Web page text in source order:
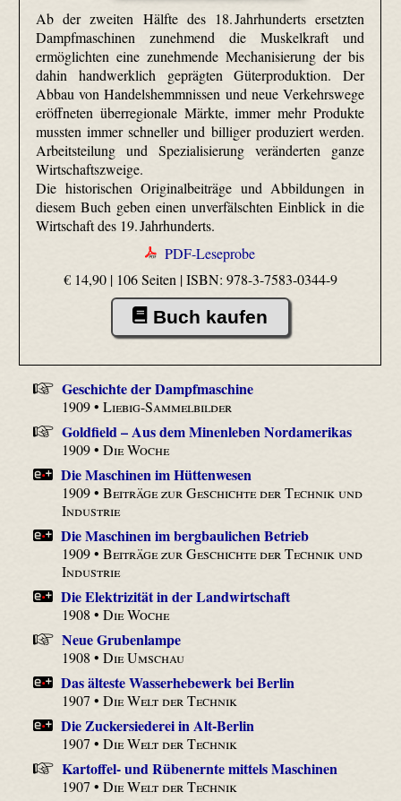
Ab der zweiten Hälfte des 18. Jahrhunderts ersetzten
Dampfmaschinen zunehmend die Muskelkraft und
ermöglichten eine zunehmende Mechanisierung der bis
dahin handwerklich geprägten Güterproduktion. Der
Abbau von Handelshemmnissen und neue Verkehrswege
eröffneten überregionale Märkte, immer mehr Produkte
mussten immer schneller und billiger produziert werden.
Arbeitsteilung und Spezialisierung veränderten ganze
Wirtschaftszweige.
Die historischen Originalbeiträge und Abbildungen in
diesem Buch geben einen unverfälschten Einblick in die
Wirtschaft des 19. Jahrhunderts.
PDF-Leseprobe
€ 14,90 | 106 Seiten |ISBN: 978-3-7583-0344-9
Buch kaufen
Geschichte der Dampfmaschine
1909 •Liebig-Sammelbilder
Goldfield – Aus dem Minenleben Nordamerikas
1909 •Die Woche
Die Maschinen im Hüttenwesen
1909 •Beiträge zur Geschichte der Technik und
Industrie
Die Maschinen im bergbaulichen Betrieb
1909 •Beiträge zur Geschichte der Technik und
Industrie
Die Elektrizität in der Landwirtschaft
1908 •Die Woche
Neue Grubenlampe
1908 •Die Umschau
Das älteste Wasserhebewerk bei Berlin
1907 •Die Welt der Technik
Die Zuckersiederei in Alt-Berlin
1907 •Die Welt der Technik
Kartoffel- und Rübenernte mittels Maschinen
1907 •Die Welt der Technik